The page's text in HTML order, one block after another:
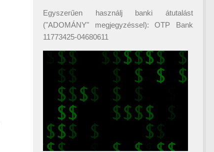
Egyszerűen használj banki átutalást
("ADOMÁNY" megjegyzéssel): OTP Bank
11773425-04680611